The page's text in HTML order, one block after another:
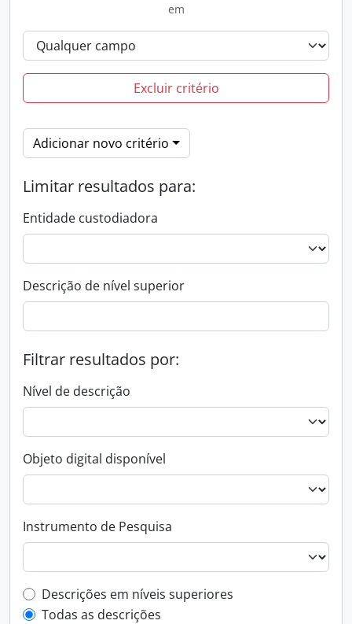
em
Excluir critério
Adicionar novo critério
Limitar resultados para:
Entidade custodiadora
Descrição de nível superior
Filtrar resultados por:
Nível de descrição
Objeto digital disponível
Instrumento de Pesquisa
Filtro de descrição de nível superior
Descrições em níveis superiores
Todas as descrições